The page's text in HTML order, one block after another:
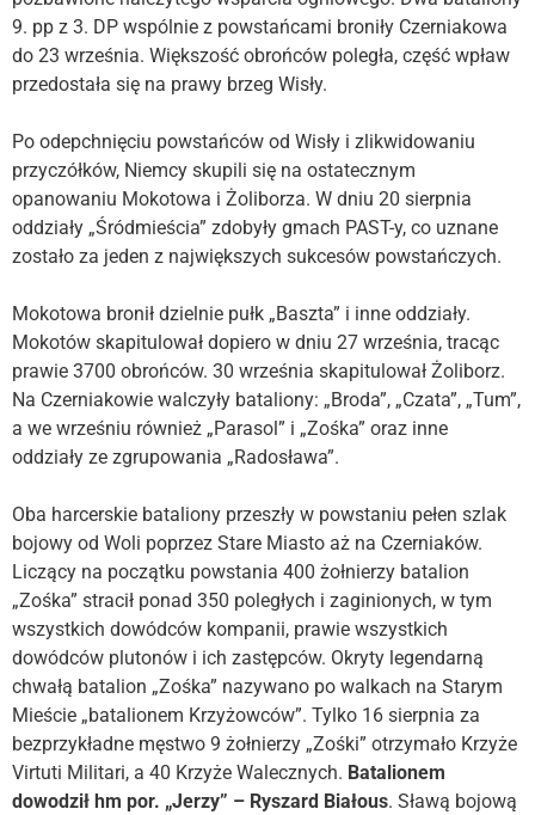
9. pp z 3. DP wspólnie z powstańcami broniły Czerniakowa
do 23 września. Większość obrońców poległa, część wpław
przedostała się na prawy brzeg Wisły.
Po odepchnięciu powstańców od Wisły i zlikwidowaniu
przyczółków, Niemcy skupili się na ostatecznym
opanowaniu Mokotowa i Żoliborza. W dniu 20 sierpnia
oddziały „Śródmieścia” zdobyły gmach PAST-y, co uznane
zostało za jeden z największych sukcesów powstańczych.
Mokotowa bronił dzielnie pułk „Baszta” i inne oddziały.
Mokotów skapitulował dopiero w dniu 27 września, tracąc
prawie 3700 obrońców. 30 września skapitulował Żoliborz.
Na Czerniakowie walczyły bataliony: „Broda”, „Czata”, „Tum”,
a we wrześniu również „Parasol” i „Zośka” oraz inne
oddziały ze zgrupowania „Radosława”.
Oba harcerskie bataliony przeszły w powstaniu pełen szlak
bojowy od Woli poprzez Stare Miasto aż na Czerniaków.
Liczący na początku powstania 400 żołnierzy batalion
„Zośka” stracił ponad 350 poległych i zaginionych, w tym
wszystkich dowódców kompanii, prawie wszystkich
dowódców plutonów i ich zastępców. Okryty legendarną
chwałą batalion „Zośka” nazywano po walkach na Starym
Mieście „batalionem Krzyżowców”. Tylko 16 sierpnia za
bezprzykładne męstwo 9 żołnierzy „Zośki” otrzymało Krzyże
Virtuti Militari, a 40 Krzyże Walecznych. Batalionem
dowodził hm por. „Jerzy” – Ryszard Białous. Sławą bojową